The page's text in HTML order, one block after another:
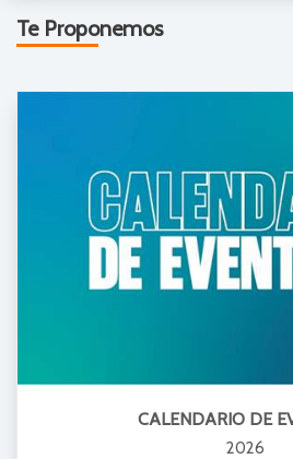
Te Proponemos
CALENDARIO DE
2026